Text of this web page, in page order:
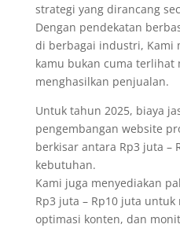
strategi yang dirancang
Dengan pendekatan
di berbagai industri, Kami
kamu bukan cuma terlihat
menghasilkan penjualan.
Untuk tahun 2025, biaya
pengembangan website
berkisar antara Rp3 juta –
kebutuhan.
Kami juga menyediakan
Rp3 juta – Rp10 juta untuk
optimasi konten, dan